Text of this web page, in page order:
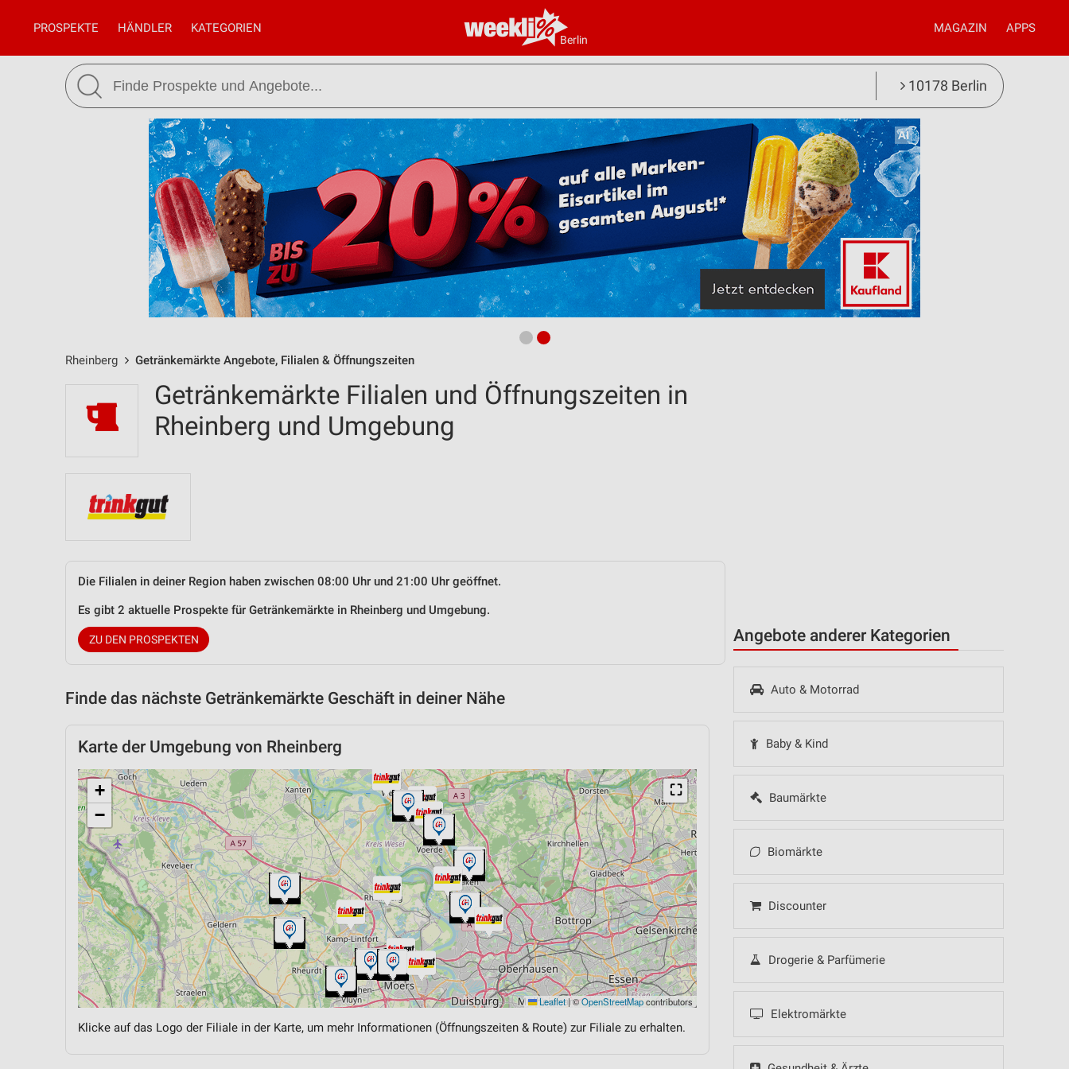
Berlin
PROSPEKTE HÄNDLER KATEGORIEN MAGAZIN APPS
10178 Berlin
Rheinberg Getränkemärkte Angebote, Filialen & Öffnungszeiten
Angebote anderer Kategorien
Auto & Motorrad
Baby & Kind
Baumärkte
Biomärkte
Discounter
Drogerie & Parfümerie
Elektromärkte
Getränkemärkte Filialen und Öffnungszeiten in
Rheinberg und Umgebung
Die Filialen in deiner Region haben zwischen 08:00 Uhr und 21:00 Uhr geöffnet.
Es gibt 2 aktuelle Prospekte für Getränkemärkte in Rheinberg und Umgebung.
ZU DEN PROSPEKTEN
Finde das nächste Getränkemärkte Geschäft in deiner Nähe
Karte der Umgebung von Rheinberg
⛶
+
−
Leaflet |©OpenStreetMapcontributors
Klicke auf das Logo der Filiale in der Karte, um mehr Informationen (Öffnungszeiten & Route) zur Filiale zu erhalten.